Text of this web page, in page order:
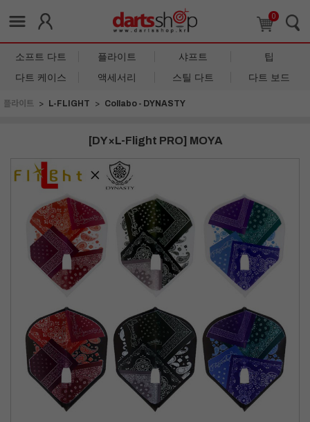
0
소프트 다트 플라이트 샤프트
팁
다트 케이스
액세서리 스틸 다트 다트 보드
플라이트 L-FLIGHT Collabo - DYNASTY
[DY×L-Flight PRO] MOYA